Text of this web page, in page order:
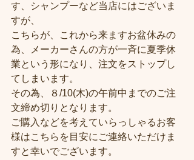
す、シャンプーなど当店にはございま
すが、
こちらが、これから来ますお盆休みの
為、メーカーさんの方が一斉に夏季休
業という形になり、注文をストップし
てしまいます。
その為、８/10(木)の午前中までのご注
文締め切りとなります。
ご購入などを考えていらっしゃるお客
様はこちらを目安にご連絡いただけま
すと幸いでございます。